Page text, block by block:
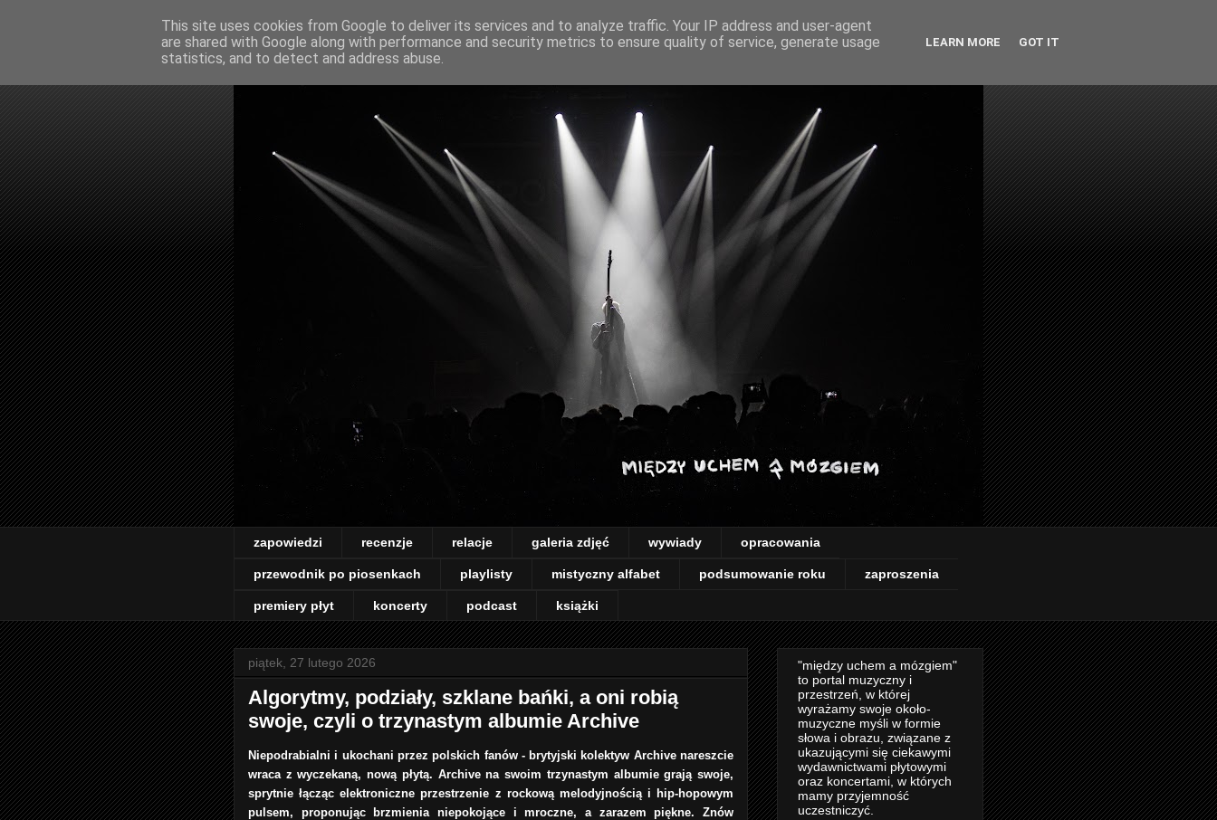
zapowiedzi recenzje relacje galeria zdjęć wywiady opracowania
przewodnik po piosenkach playlisty mistyczny alfabet podsumowanie roku zaproszenia
premiery płyt koncerty podcast książki
piątek, 27 lutego 2026
Algorytmy, podziały, szklane bańki, a oni robią
swoje, czyli o trzynastym albumie Archive
Niepodrabialni i ukochani przez polskich fanów - brytyjski kolektyw Archive nareszcie
wraca z wyczekaną, nową płytą. Archive na swoim trzynastym albumie grają swoje,
sprytnie łącząc elektroniczne przestrzenie z rockową melodyjnością i hip-hopowym
pulsem, proponując brzmienia niepokojące i mroczne, a zarazem piękne. Znów
"między uchem a mózgiem"
to portal muzyczny i
przestrzeń, w której
wyrażamy swoje około-
muzyczne myśli w formie
słowa i obrazu, związane z
ukazującymi się ciekawymi
wydawnictwami płytowymi
oraz koncertami, w których
mamy przyjemność
uczestniczyć.
This site uses cookies from Google to deliver its services and to analyze traffic. Your IP address and user-agent
are shared with Google along with performance and security metrics to ensure quality of service, generate usage
statistics, and to detect and address abuse.
LEARN MORE GOT IT